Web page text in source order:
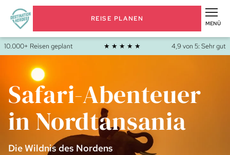
MENÜ
REISE PLANEN
10.000+ Reisen geplant ★ ★ ★ ★ ★ 4,9 von 5: Sehr gut
Safari-Abenteuer
in Nordtansania
Die Wildnis des Nordens